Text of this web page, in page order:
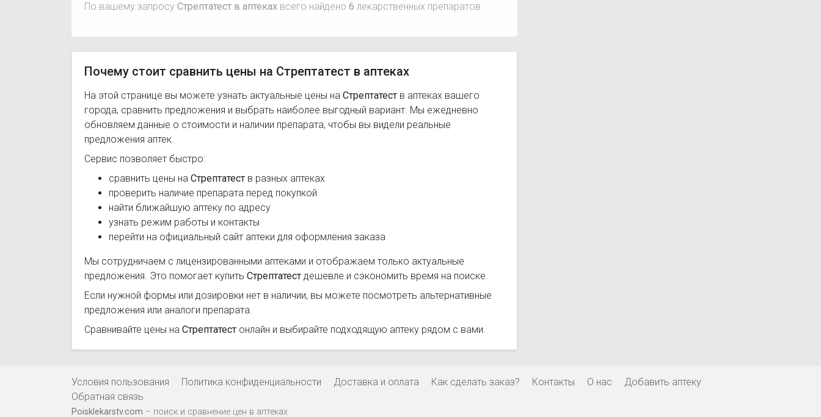
По вашему запросу Стрептатест в аптеках всего найдено 6 лекарственных препаратов
Почему стоит сравнить цены на Стрептатест в аптеках
На этой странице вы можете узнать актуальные цены на Стрептатест в аптеках вашего
города, сравнить предложения и выбрать наиболее выгодный вариант. Мы ежедневно
обновляем данные о стоимости и наличии препарата, чтобы вы видели реальные
предложения аптек.
Сервис позволяет быстро:
сравнить цены на Стрептатест в разных аптеках
проверить наличие препарата перед покупкой
найти ближайшую аптеку по адресу
узнать режим работы и контакты
перейти на официальный сайт аптеки для оформления заказа
Мы сотрудничаем с лицензированными аптеками и отображаем только актуальные
предложения. Это помогает купить Стрептатест дешевле и сэкономить время на поиске.
Если нужной формы или дозировки нет в наличии, вы можете посмотреть альтернативные
предложения или аналоги препарата.
Сравнивайте цены на Стрептатест онлайн и выбирайте подходящую аптеку рядом с вами.
Условия пользования Политика конфиденциальности Доставка и оплата Как сделать заказ? Контакты О нас
Добавить аптеку
Обратная связь
Poisklekarstv.com – поиск и сравнение цен в аптеках